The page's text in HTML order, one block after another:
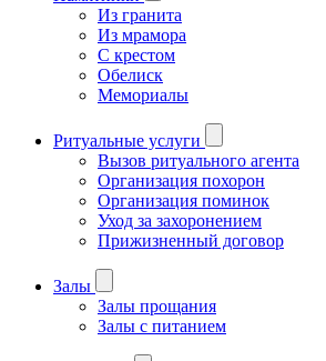
Из гранита
Из мрамора
С крестом
Обелиск
Мемориалы
Ритуальные услуги
Вызов ритуального агента
Организация похорон
Организация поминок
Уход за захоронением
Прижизненный договор
Залы
Залы прощания
Залы с питанием